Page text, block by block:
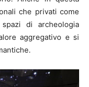
che privati come
di archeologia
aggregativo e si